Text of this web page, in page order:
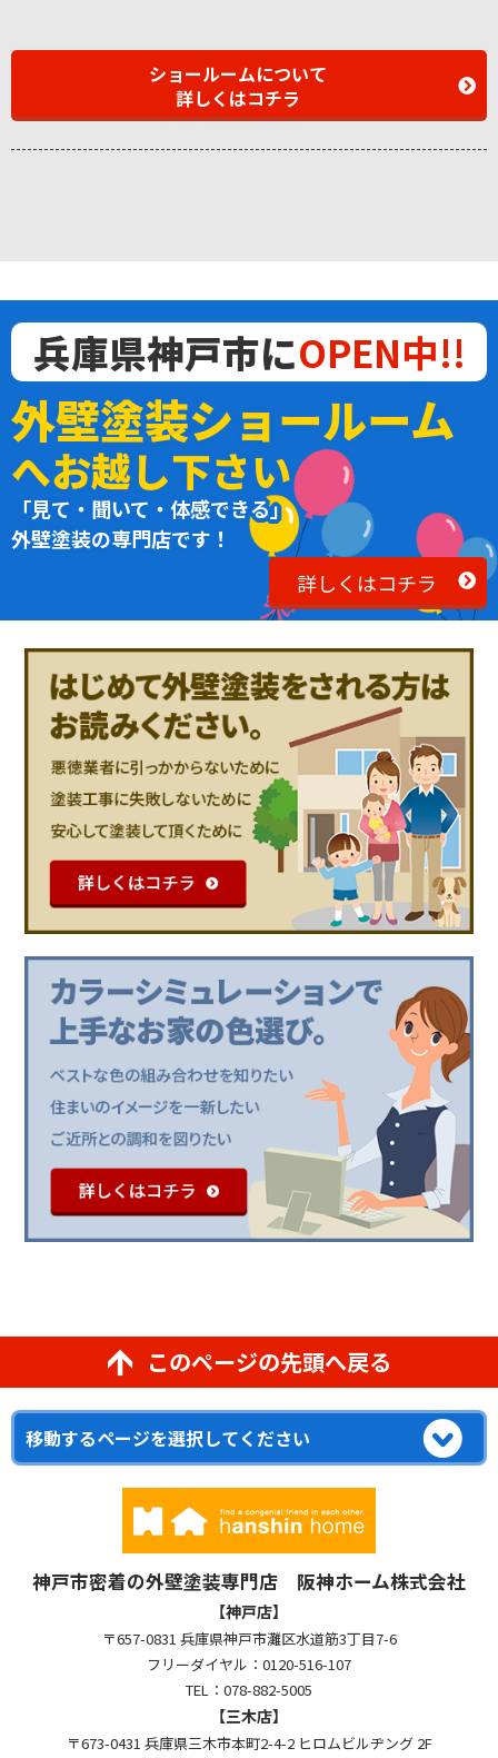
ショールームについて
詳しくはコチラ
兵庫県神戸市にOPEN中!!
外壁塗装ショールーム
へお越し下さい
「見て・聞いて・体感できる」
外壁塗装の専門店です！
詳しくはコチラ
このページの先頭へ戻る
神戸市密着の外壁塗装専門店 阪神ホーム株式会社
【神戸店】
〒657-0831 兵庫県神戸市灘区水道筋3丁目7-6
フリーダイヤル：0120-516-107
TEL：078-882-5005
【三木店】
〒673-0431 兵庫県三木市本町2-4-2 ヒロムビルヂング 2F